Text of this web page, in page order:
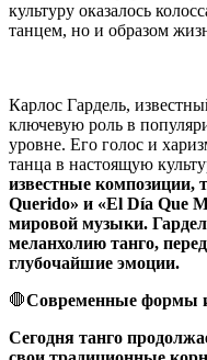
культуру оказалось
танцем, но и образом
Карлос Гардель,
ключевую роль в
уровне. Его голос и
танца в настоящую
известные композиции,
Querido» и «El Día Que
мировой музыки.
меланхолию танго,
глубочайшие эмоции.
🛑Современные формы
Сегодня танго